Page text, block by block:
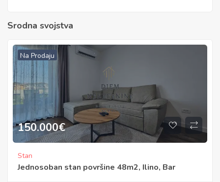
Srodna svojstva
Na Prodaju
150.000€
Stan
Jednosoban stan površine 48m2, Ilino, Bar